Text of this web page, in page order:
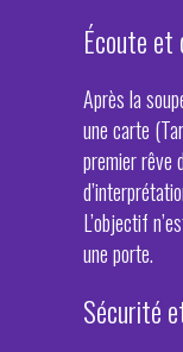
Écoute et
Après la
une carte
premier rêve
L’objectif
une porte.
Sécurité